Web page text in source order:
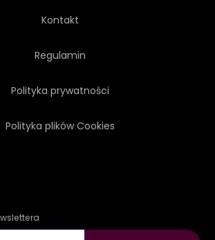
Kontakt
Regulamin
Polityka prywatności
Polityka plików Cookies